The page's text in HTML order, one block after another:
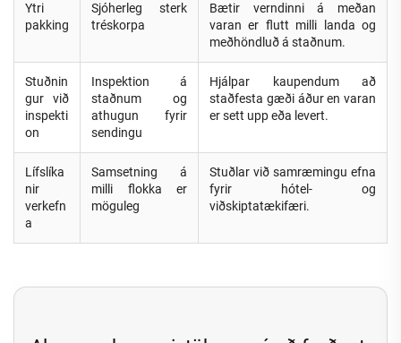
Ytri
pakking
Sjóherleg sterk
tréskorpa
Bætir verndinni á meðan
varan er flutt milli landa og
meðhöndluð á staðnum.
Stuðnin
gur við
inspekti
on
Inspektion á
staðnum og
athugun fyrir
sendingu
Hjálpar kaupendum að
staðfesta gæði áður en varan
er sett upp eða levert.
Lífslíka
nir
verkefn
a
Samsetning á
milli flokka er
möguleg
Stuðlar við samræmingu efna
fyrir hótel- og
viðskiptatækifæri.